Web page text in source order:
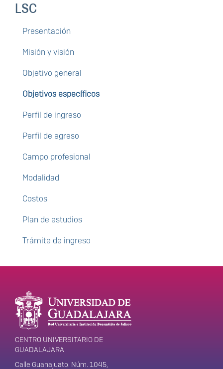
LSC
Presentación
Misión y visión
Objetivo general
Objetivos específicos
Perfil de ingreso
Perfil de egreso
Campo profesional
Modalidad
Costos
Plan de estudios
Trámite de ingreso
Enlaces de interés
Información del
portal
CENTRO UNIVERSITARIO DE
GUADALAJARA
Calle Guanajuato. Núm. 1045,